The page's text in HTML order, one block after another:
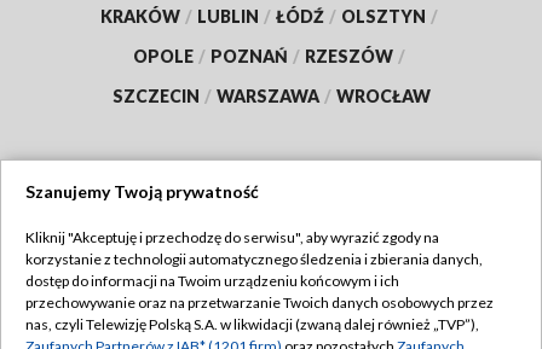
KRAKÓW / LUBLIN / ŁÓDŹ / OLSZTYN /
OPOLE / POZNAŃ / RZESZÓW /
SZCZECIN / WARSZAWA / WROCŁAW
TVP
Abonament TVP
Emisja w TVP
Regulamin TVP
Szanujemy Twoją prywatność
Kliknij "Akceptuję i przechodzę do serwisu", aby wyrazić zgody na
korzystanie z technologii automatycznego śledzenia i zbierania danych,
dostęp do informacji na Twoim urządzeniu końcowym i ich
przechowywanie oraz na przetwarzanie Twoich danych osobowych przez
nas, czyli Telewizję Polską S.A. w likwidacji (zwaną dalej również „TVP”),